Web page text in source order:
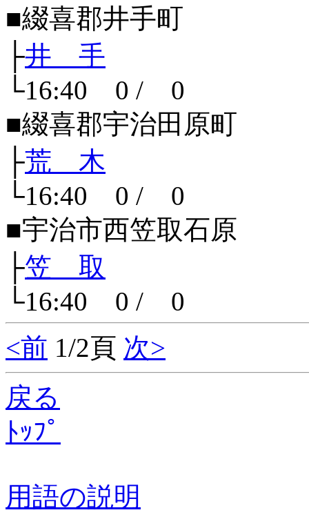
■綴喜郡井手町
├井 手
└16:40 0 / 0
■綴喜郡宇治田原町
├荒 木
└16:40 0 / 0
■宇治市西笠取石原
├笠 取
└16:40 0 / 0
<前 1/2頁 次>
戻る
ﾄｯﾌﾟ
用語の説明